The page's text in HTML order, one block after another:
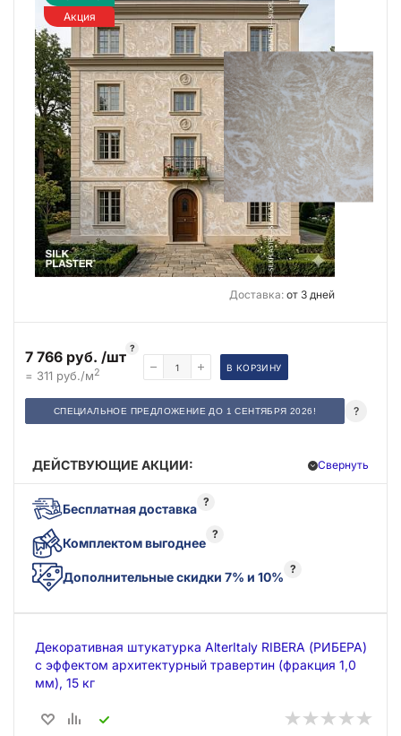
Акция
Доставка:от 3 дней
7 766 руб. /шт ?
= 311 руб./м2 В КОРЗИНУ
СПЕЦИАЛЬНОЕ ПРЕДЛОЖЕНИЕ ДО 1 СЕНТЯБРЯ 2026! ?
ДЕЙСТВУЮЩИЕ АКЦИИ: Свернуть
Бесплатная доставка ?
Комплектом выгоднее
?
Дополнительные скидки 7% и 10%
?
Декоративная штукатурка AlterItaly RIBERA (РИБЕРА)
с эффектом архитектурный травертин (фракция 1,0
мм), 15 кг